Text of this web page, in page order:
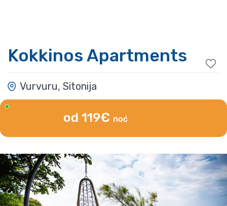
Kokkinos Apartments
Vurvuru, Sitonija
od 119€ noć